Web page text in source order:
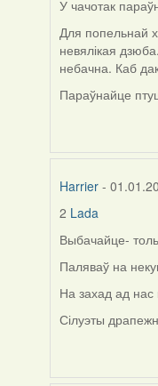
In
reply
to
by
У чачотак
Для попельнай
невялікая
небачна. Каб
Параўнайце
Harrier -
In
reply
by
Lada
2 Lada
Выбачайце-
Паляваў на
На захад ад нас
Сілуэты